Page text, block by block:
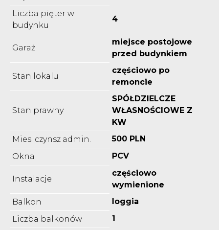
Liczba pięter w
budynku
4
Garaż
miejsce postojowe
przed budynkiem
Stan lokalu
częściowo po
remoncie
Stan prawny
SPÓŁDZIELCZE
WŁASNOŚCIOWE Z
KW
Mies. czynsz admin.
500 PLN
Okna
PCV
Instalacje
częściowo
wymienione
Balkon
loggia
Liczba balkonów
1